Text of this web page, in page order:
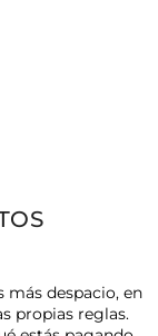
más despacio, en
propias reglas.